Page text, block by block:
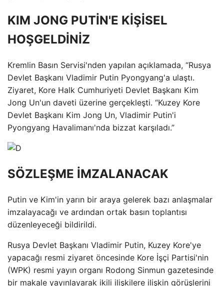
KIM JONG PUTİN'E KİŞİSEL
HOŞGELDİNİZ
Kremlin Basın Servisi'nden yapılan açıklamada, “Rusya
Devlet Başkanı Vladimir Putin Pyongyang'a ulaştı.
Ziyaret, Kore Halk Cumhuriyeti Devlet Başkanı Kim
Jong Un'un daveti üzerine gerçekleşti. “Kuzey Kore
Devlet Başkanı Kim Jong Un, Vladimir Putin'i
Pyongyang Havalimanı'nda bizzat karşıladı.”
SÖZLEŞME İMZALANACAK
Putin ve Kim'in yarın bir araya gelerek bazı anlaşmalar
imzalayacağı ve ardından ortak basın toplantısı
düzenleyeceği bildirildi.
Rusya Devlet Başkanı Vladimir Putin, Kuzey Kore'ye
yapacağı resmi ziyaret öncesinde Kore İşçi Partisi'nin
(WPK) resmi yayın organı Rodong Sinmun gazetesinde
bir makale yayınlayarak ikili ilişkilere ilişkin görüşlerini